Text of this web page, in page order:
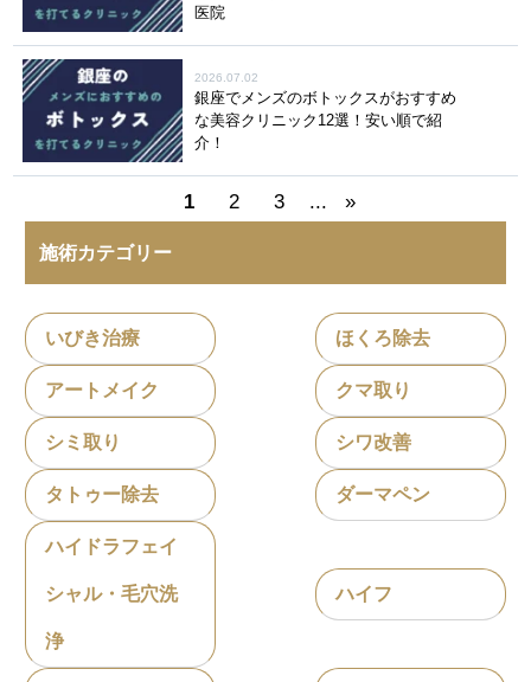
医院
2026.07.02
銀座でメンズのボトックスがおすすめ
な美容クリニック12選！安い順で紹
介！
1 2 3 ... »
施術カテゴリー
いびき治療 ほくろ除去
アートメイク クマ取り
シミ取り シワ改善
タトゥー除去 ダーマペン
ハイドラフェイ
シャル・毛穴洗
浄
ハイフ